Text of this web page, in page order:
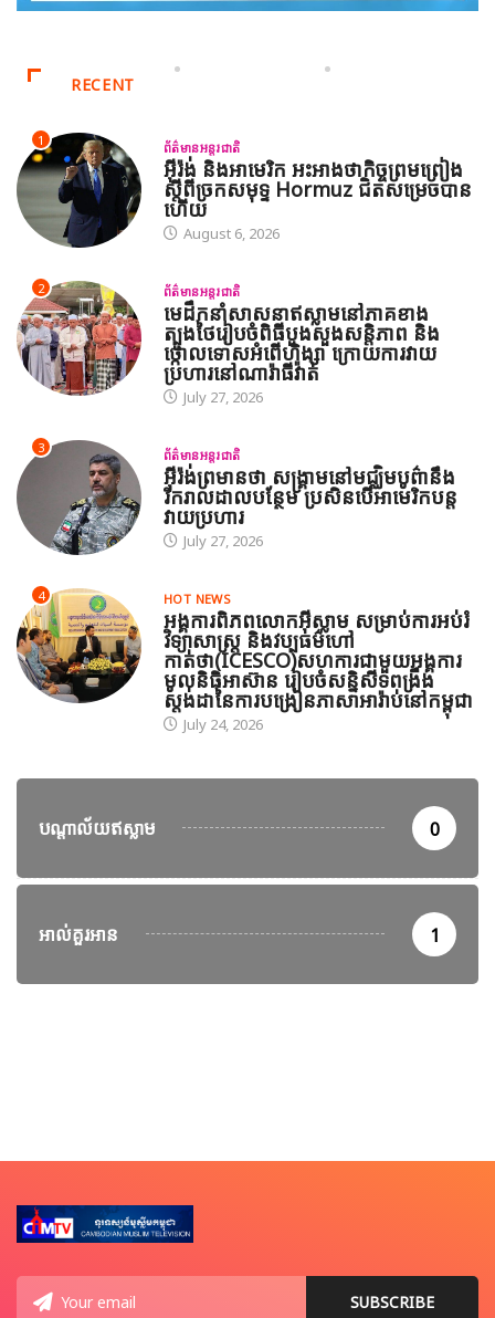
RECENT
1 ព័ត៌មានអន្តរជាតិ
អ៊ីរ៉ង់ និងអាមេរិក អះអាងថាកិច្ចព្រមព្រៀង
ស្តីពីច្រកសមុទ្ទ Hormuz ជិតសម្រេចបាន
ហើយ
August 6, 2026
2 ព័ត៌មានអន្តរជាតិ
មេដឹកនាំសាសនាឥស្លាមនៅភាគខាង
ត្បូងថៃរៀបចំពិធីបួងសួងសន្តិភាព និង
ថ្កោលទោសអំពើហិង្សា ក្រោយការវាយ
ប្រហារនៅណារ៉ាធីវ៉ាត់
July 27, 2026
3 ព័ត៌មានអន្តរជាតិ
អ៊ីរ៉ង់ព្រមានថា សង្គ្រាមនៅមជ្ឈិមបូព៌ានឹង
រីករាលដាលបន្ថែម ប្រសិនបើអាមេរិកបន្ត
វាយប្រហារ
July 27, 2026
4 HOT NEWS
អង្គការពិភពលោកអ៊ីស្លាម សម្រាប់ការអប់រំ
វិទ្យាសាស្ត្រ និងវប្បធម៌ហៅ
កាត់ថា(ICESCO)សហការជាមួយអង្គការ
មូលនិធិអាស៊ាន រៀបចំសន្និសីទពង្រឹង
ស្តង់ដានៃការបង្រៀនភាសាអារ៉ាប់នៅកម្ពុជា
July 24, 2026
បណ្តាល័យឥស្លាម 0
អាល់គួរអាន 1